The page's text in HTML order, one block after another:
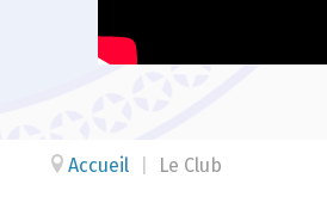
Accueil Le Club